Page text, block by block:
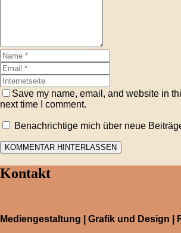
Save my name, email, and website in
next time I comment.
Benachrichtige mich über neue
Kontakt
Mediengestaltung | Grafik und Design |